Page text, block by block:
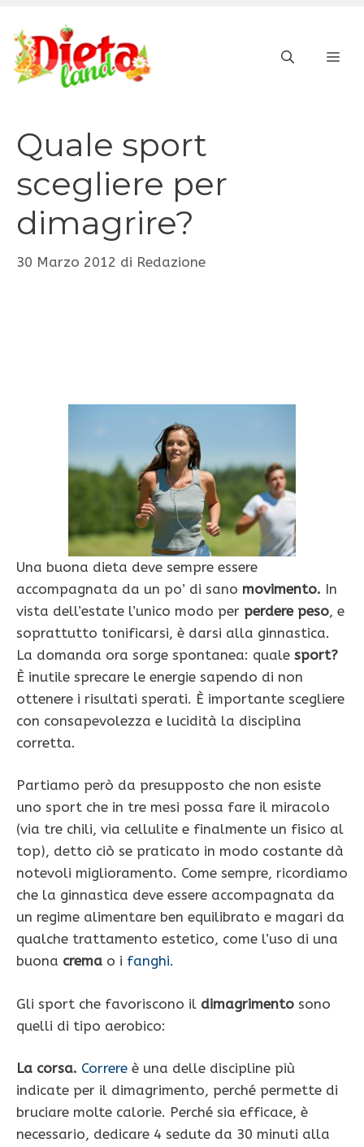
contenuto
Quale sport
scegliere per
dimagrire?
30 Marzo 2012 di Redazione
Una buona dieta deve sempre essere
accompagnata da un po’ di sano movimento. In
vista dell’estate l’unico modo per perdere peso, e
soprattutto tonificarsi, è darsi alla ginnastica.
La domanda ora sorge spontanea: quale sport?
È inutile sprecare le energie sapendo di non
ottenere i risultati sperati. È importante scegliere
con consapevolezza e lucidità la disciplina
corretta.
Partiamo però da presupposto che non esiste
uno sport che in tre mesi possa fare il miracolo
(via tre chili, via cellulite e finalmente un fisico al
top), detto ciò se praticato in modo costante dà
notevoli miglioramento. Come sempre, ricordiamo
che la ginnastica deve essere accompagnata da
un regime alimentare ben equilibrato e magari da
qualche trattamento estetico, come l’uso di una
buona crema o i fanghi.
Gli sport che favoriscono il dimagrimento sono
quelli di tipo aerobico:
La corsa. Correre è una delle discipline più
indicate per il dimagrimento, perché permette di
bruciare molte calorie. Perché sia efficace, è
necessario, dedicare 4 sedute da 30 minuti alla